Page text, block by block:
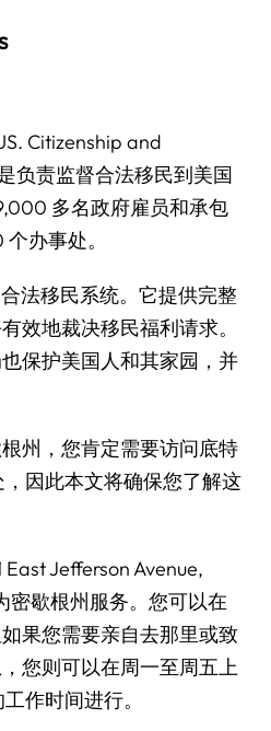
Citizenship and
负责监督合法移民到美国
多名政府雇员和承包
办事处。
法移民系统。它提供完整
效地裁决移民福利请求。
保护美国人和其家园，并
州，您肯定需要访问底特
，因此本文将确保您了解这
East Jefferson Avenue,
密歇根州服务。您可以在
果您需要亲自去那里或致
您则可以在周一至周五上
作时间进行。